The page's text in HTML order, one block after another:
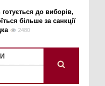
до виборів,
більше за санкції
2480